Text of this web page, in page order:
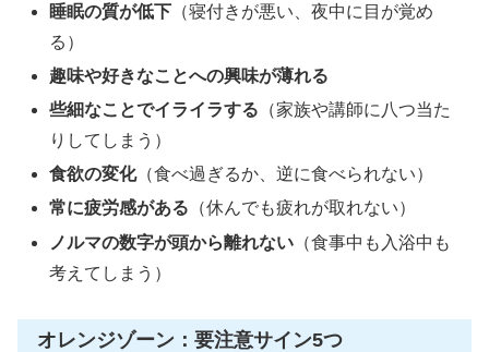
睡眠の質が低下 （寝付きが悪い、夜中に目が覚め
る）
趣味や好きなことへの興味が薄れる
些細なことでイライラする （家族や講師に八つ当た
りしてしまう）
食欲の変化（食べ過ぎるか、逆に食べられない）
常に疲労感がある （休んでも疲れが取れない）
ノルマの数字が頭から離れない （食事中も入浴中も
考えてしまう）
オレンジゾーン：要注意サイン5つ